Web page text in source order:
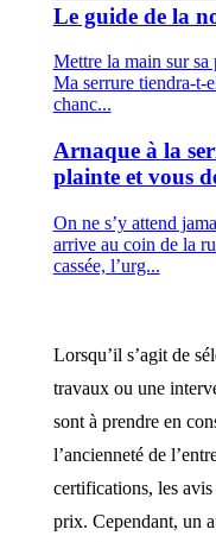
Le guide de la
Mettre la main sur sa
Ma serrure tiendra-t-
chanc...
Arnaque à la
plainte et vous
On ne s’y attend
arrive au coin de la
cassée, l’urg...
Lorsqu’il s’agit de
travaux ou une
sont à prendre en
l’ancienneté de
certifications, les
prix. Cependant, un